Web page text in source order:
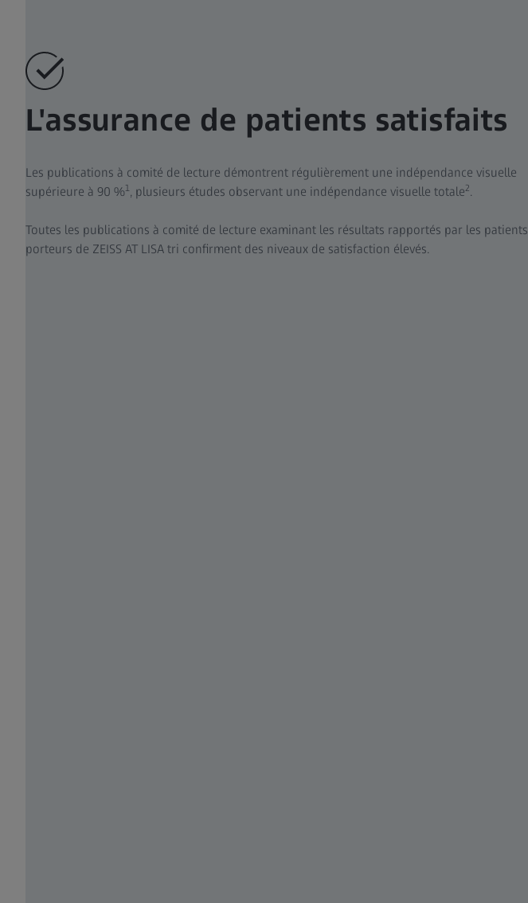
L'assurance de patients satisfaits
Les publications à comité de lecture démontrent régulièrement une indépendance visuelle
supérieure à 90 %1 , plusieurs études observant une indépendance visuelle totale2
Toutes les publications à comité de lecture examinant les résultats rapportés par les patients
porteurs de ZEISS AT LISA tri confirment des niveaux de satisfaction élevés.